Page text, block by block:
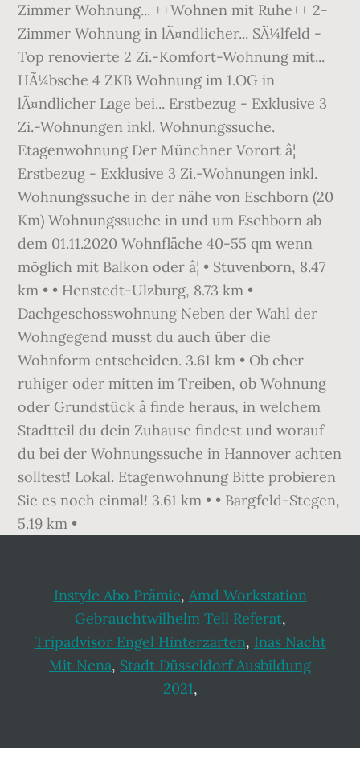
Zimmer Wohnung... ++Wohnen mit Ruhe++ 2-
Zimmer Wohnung in lÃ¤ndlicher... SÃ¼lfeld -
Top renovierte 2 Zi.-Komfort-Wohnung mit...
HÃ¼bsche 4 ZKB Wohnung im 1.OG in
lÃ¤ndlicher Lage bei... Erstbezug - Exklusive 3
Zi.-Wohnungen inkl. Wohnungssuche.
Etagenwohnung Der Münchner Vorort â¦
Erstbezug - Exklusive 3 Zi.-Wohnungen inkl.
Wohnungssuche in der nähe von Eschborn (20
Km) Wohnungssuche in und um Eschborn ab
dem 01.11.2020 Wohnfläche 40-55 qm wenn
möglich mit Balkon oder â¦ • Stuvenborn, 8.47
km • • Henstedt-Ulzburg, 8.73 km •
Dachgeschosswohnung Neben der Wahl der
Wohngegend musst du auch über die
Wohnform entscheiden. 3.61 km • Ob eher
ruhiger oder mitten im Treiben, ob Wohnung
oder Grundstück â finde heraus, in welchem
Stadtteil du dein Zuhause findest und worauf
du bei der Wohnungssuche in Hannover achten
solltest! Lokal. Etagenwohnung Bitte probieren
Sie es noch einmal! 3.61 km • • Bargfeld-Stegen,
5.19 km •
Instyle Abo Prämie, Amd Workstation
Gebrauchtwilhelm Tell Referat,
Tripadvisor Engel Hinterzarten, Inas Nacht
Mit Nena, Stadt Düsseldorf Ausbildung
2021,